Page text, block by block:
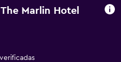
(pueden aplicar cargos
Marlin Hotel